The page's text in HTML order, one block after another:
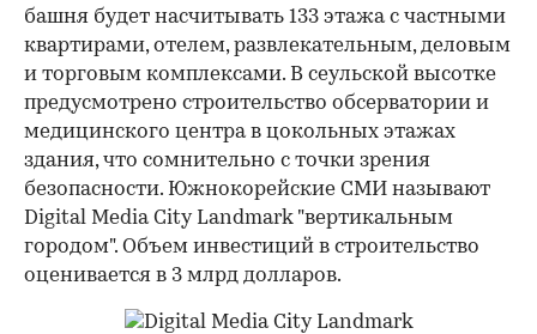
башня будет насчитывать 133 этажа с частными
квартирами, отелем, развлекательным, деловым
и торговым комплексами. В сеульской высотке
предусмотрено строительство обсерватории и
медицинского центра в цокольных этажах
здания, что сомнительно с точки зрения
безопасности. Южнокорейские СМИ называют
Digital Media City Landmark "вертикальным
городом". Объем инвестиций в строительство
оценивается в 3 млрд долларов.